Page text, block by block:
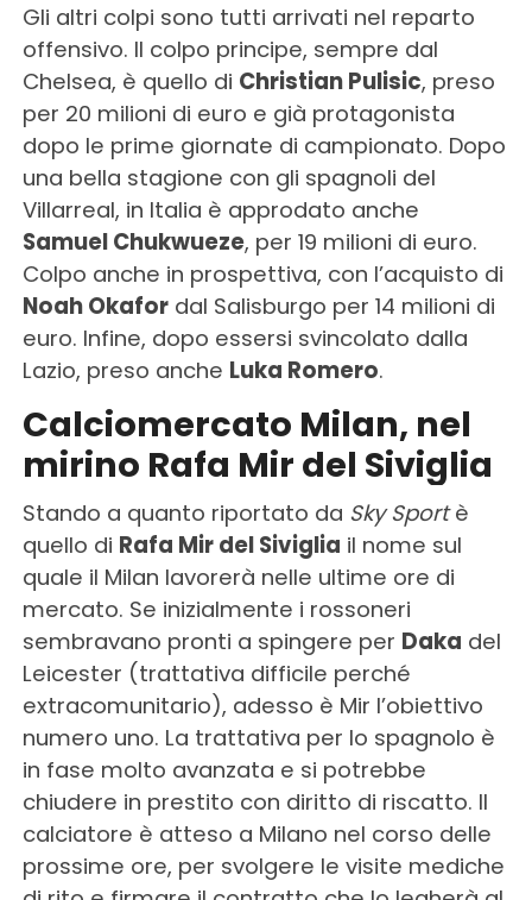
Gli altri colpi sono tutti arrivati nel reparto
offensivo. Il colpo principe, sempre dal
Chelsea, è quello di Christian Pulisic, preso
per 20 milioni di euro e già protagonista
dopo le prime giornate di campionato. Dopo
una bella stagione con gli spagnoli del
Villarreal, in Italia è approdato anche
Samuel Chukwueze, per 19 milioni di euro.
Colpo anche in prospettiva, con l’acquisto di
Noah Okafordal Salisburgo per 14 milioni di
euro. Infine, dopo essersi svincolato dalla
Lazio, preso anche Luka Romero.
Calciomercato Milan, nel
mirino Rafa Mir del Siviglia
Stando a quanto riportato da Sky Sportè
quello di Rafa Mir del Siviglia il nome sul
quale il Milan lavorerà nelle ultime ore di
mercato. Se inizialmente i rossoneri
sembravano pronti a spingere per Daka del
Leicester (trattativa difficile perché
extracomunitario), adesso è Mir l’obiettivo
numero uno. La trattativa per lo spagnolo è
in fase molto avanzata e si potrebbe
chiudere in prestito con diritto di riscatto. Il
calciatore è atteso a Milano nel corso delle
prossime ore, per svolgere le visite mediche